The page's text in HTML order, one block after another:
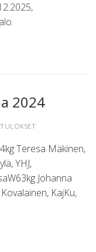
2024
TULOKSET
Teresa Mäkinen,
YHJ,
Johanna
KajKu,